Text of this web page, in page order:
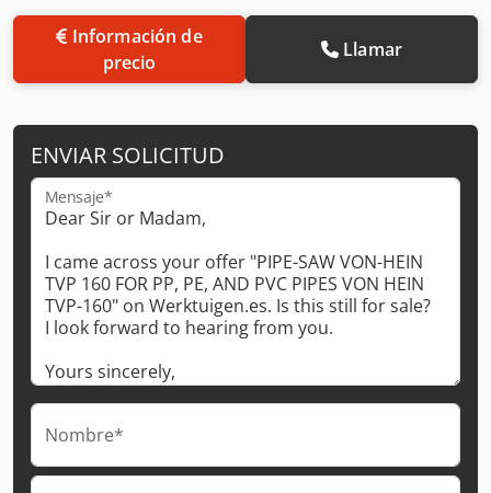
precio
Llamar
ENVIAR SOLICITUD
Mensaje*
Nombre*